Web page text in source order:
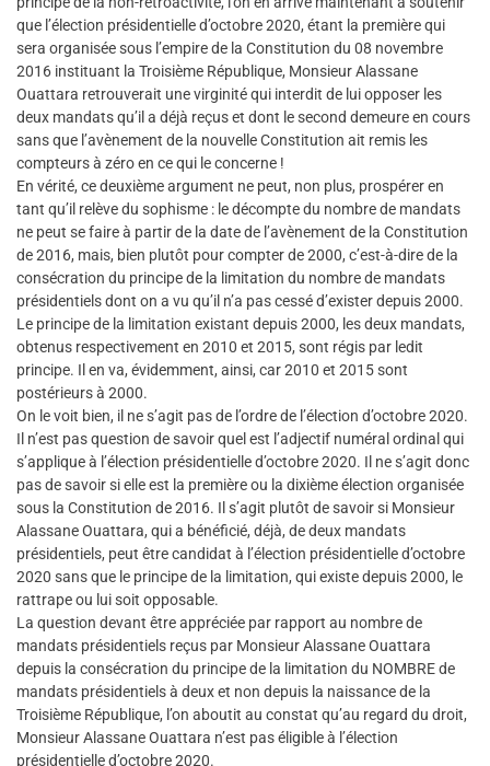
que l’élection présidentielle d’octobre 2020, étant la première qui
sera organisée sous l’empire de la Constitution du 08 novembre
2016 instituant la Troisième République, Monsieur Alassane
Ouattara retrouverait une virginité qui interdit de lui opposer les
deux mandats qu’il a déjà reçus et dont le second demeure en cours
sans que l’avènement de la nouvelle Constitution ait remis les
compteurs à zéro en ce qui le concerne !
En vérité, ce deuxième argument ne peut, non plus, prospérer en
tant qu’il relève du sophisme : le décompte du nombre de mandats
ne peut se faire à partir de la date de l’avènement de la Constitution
de 2016, mais, bien plutôt pour compter de 2000, c’est-à-dire de la
consécration du principe de la limitation du nombre de mandats
présidentiels dont on a vu qu’il n’a pas cessé d’exister depuis 2000.
Le principe de la limitation existant depuis 2000, les deux mandats,
obtenus respectivement en 2010 et 2015, sont régis par ledit
principe. Il en va, évidemment, ainsi, car 2010 et 2015 sont
postérieurs à 2000.
On le voit bien, il ne s’agit pas de l’ordre de l’élection d’octobre 2020.
Il n’est pas question de savoir quel est l’adjectif numéral ordinal qui
s’applique à l’élection présidentielle d’octobre 2020. Il ne s’agit donc
pas de savoir si elle est la première ou la dixième élection organisée
sous la Constitution de 2016. Il s’agit plutôt de savoir si Monsieur
Alassane Ouattara, qui a bénéficié, déjà, de deux mandats
présidentiels, peut être candidat à l’élection présidentielle d’octobre
2020 sans que le principe de la limitation, qui existe depuis 2000, le
rattrape ou lui soit opposable.
La question devant être appréciée par rapport au nombre de
mandats présidentiels reçus par Monsieur Alassane Ouattara
depuis la consécration du principe de la limitation du NOMBRE de
mandats présidentiels à deux et non depuis la naissance de la
Troisième République, l’on aboutit au constat qu’au regard du droit,
Monsieur Alassane Ouattara n’est pas éligible à l’élection
présidentielle d’octobre 2020.